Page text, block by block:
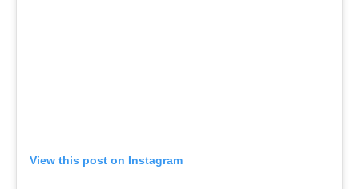
View this post on Instagram